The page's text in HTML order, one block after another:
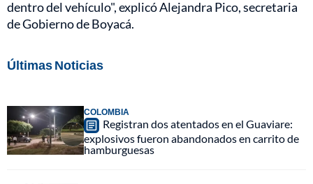
dentro del vehículo", explicó Alejandra Pico, secretaria
de Gobierno de Boyacá.
Últimas Noticias
COLOMBIA
Registran dos atentados en el Guaviare:
explosivos fueron abandonados en carrito de
hamburguesas